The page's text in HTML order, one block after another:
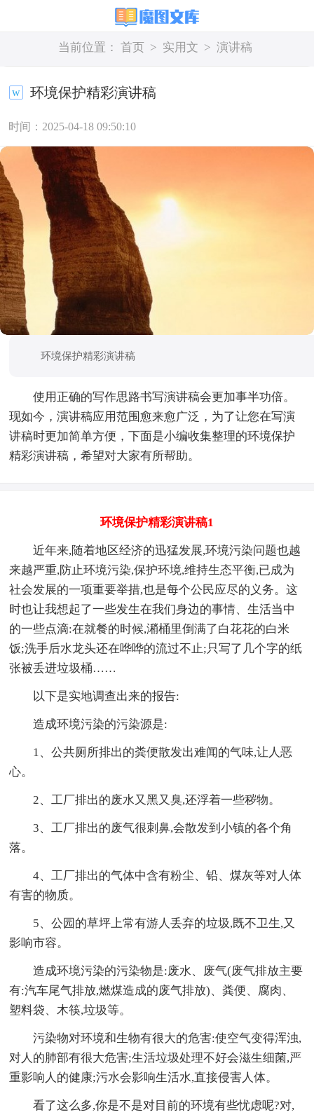
当前位置： 首页 > 实用文 > 演讲稿
环境保护精彩演讲稿
时间：2025-04-18 09:50:10
环境保护精彩演讲稿
使用正确的写作思路书写演讲稿会更加事半功倍。
现如今，演讲稿应用范围愈来愈广泛，为了让您在写演
讲稿时更加简单方便，下面是小编收集整理的环境保护
精彩演讲稿，希望对大家有所帮助。
环境保护精彩演讲稿1
近年来,随着地区经济的迅猛发展,环境污染问题也越
来越严重,防止环境污染,保护环境,维持生态平衡,已成为
社会发展的一项重要举措,也是每个公民应尽的义务。这
时也让我想起了一些发生在我们身边的事情、生活当中
的一些点滴:在就餐的时候,潲桶里倒满了白花花的白米
饭;洗手后水龙头还在哗哗的流过不止;只写了几个字的纸
张被丢进垃圾桶……
以下是实地调查出来的报告:
造成环境污染的污染源是:
1、公共厕所排出的粪便散发出难闻的气味,让人恶
心。
2、工厂排出的废水又黑又臭,还浮着一些秽物。
3、工厂排出的废气很刺鼻,会散发到小镇的各个角
落。
4、工厂排出的气体中含有粉尘、铅、煤灰等对人体
有害的物质。
5、公园的草坪上常有游人丢弃的垃圾,既不卫生,又
影响市容。
造成环境污染的污染物是:废水、废气(废气排放主要
有:汽车尾气排放,燃煤造成的废气排放)、粪便、腐肉、
塑料袋、木筷,垃圾等。
污染物对环境和生物有很大的危害:使空气变得浑浊,
对人的肺部有很大危害;生活垃圾处理不好会滋生细菌,严
重影响人的健康;污水会影响生活水,直接侵害人体。
看了这么多,你是不是对目前的环境有些忧虑呢?对,